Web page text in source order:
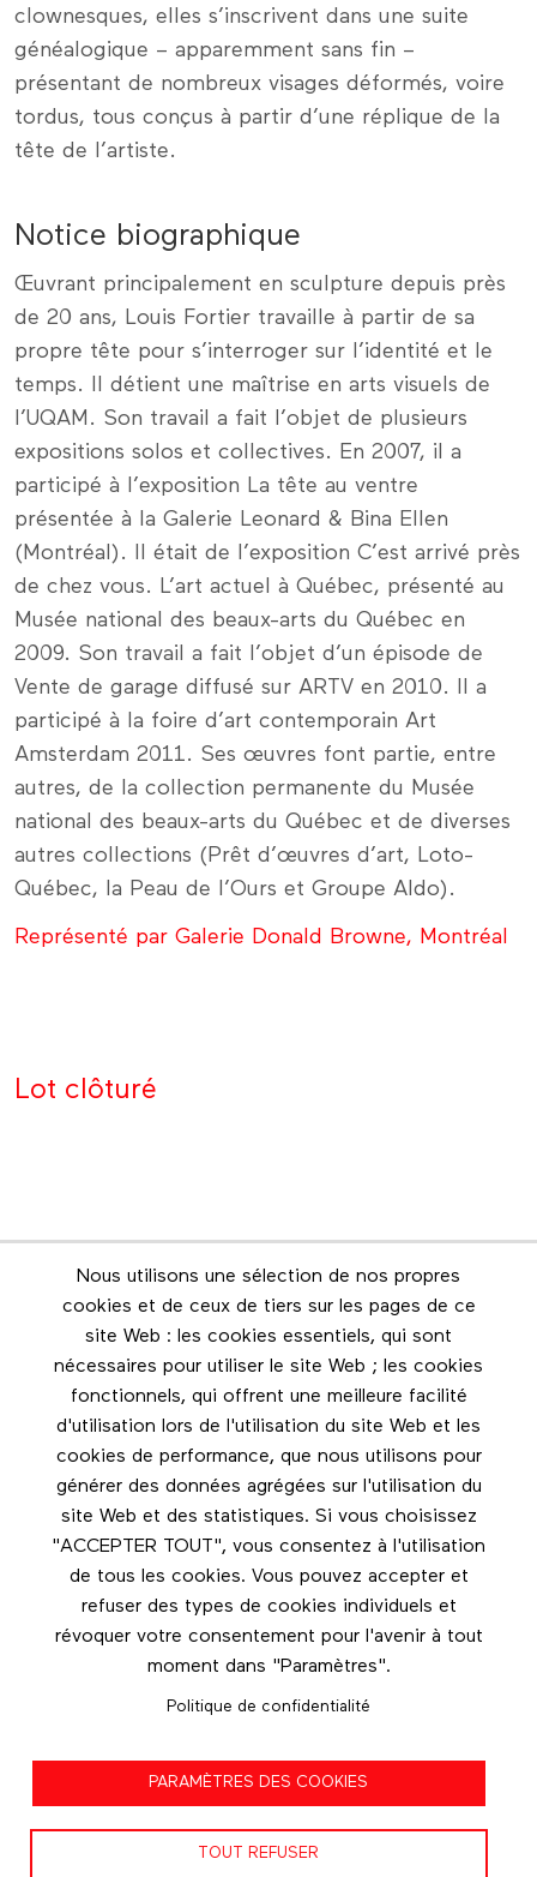
clownesques, elles s’inscrivent dans une suite
généalogique – apparemment sans fin –
présentant de nombreux visages déformés, voire
tordus, tous conçus à partir d’une réplique de la
tête de l’artiste.
Notice biographique
Œuvrant principalement en sculpture depuis près
de 20 ans, Louis Fortier travaille à partir de sa
propre tête pour s’interroger sur l’identité et le
temps. Il détient une maîtrise en arts visuels de
l’UQAM. Son travail a fait l’objet de plusieurs
expositions solos et collectives. En 2007, il a
participé à l’exposition La tête au ventre
présentée à la Galerie Leonard & Bina Ellen
(Montréal). Il était de l’exposition C’est arrivé près
de chez vous. L’art actuel à Québec, présenté au
Musée national des beaux-arts du Québec en
2009. Son travail a fait l’objet d’un épisode de
Vente de garage diffusé sur ARTV en 2010. Il a
participé à la foire d’art contemporain Art
Amsterdam 2011. Ses œuvres font partie, entre
autres, de la collection permanente du Musée
national des beaux-arts du Québec et de diverses
autres collections (Prêt d’œuvres d’art, Loto-
Québec, la Peau de l’Ours et Groupe Aldo).
Représenté par Galerie Donald Browne, Montréal
Lot clôturé
Nous utilisons une sélection de nos propres
cookies et de ceux de tiers sur les pages de ce
site Web : les cookies essentiels, qui sont
nécessaires pour utiliser le site Web ; les cookies
fonctionnels, qui offrent une meilleure facilité
d'utilisation lors de l'utilisation du site Web et les
cookies de performance, que nous utilisons pour
générer des données agrégées sur l'utilisation du
site Web et des statistiques. Si vous choisissez
"ACCEPTER TOUT", vous consentez à l'utilisation
de tous les cookies. Vous pouvez accepter et
refuser des types de cookies individuels et
révoquer votre consentement pour l'avenir à tout
moment dans "Paramètres".
Politique de confidentialité
PARAMÈTRES DES COOKIES
TOUT REFUSER
Infolettre
Restez en contact grâce à l'infolettre
Footer menu
Les éditions Esse
Instagram
Facebook
Nous contacter
Politique de confidentialité